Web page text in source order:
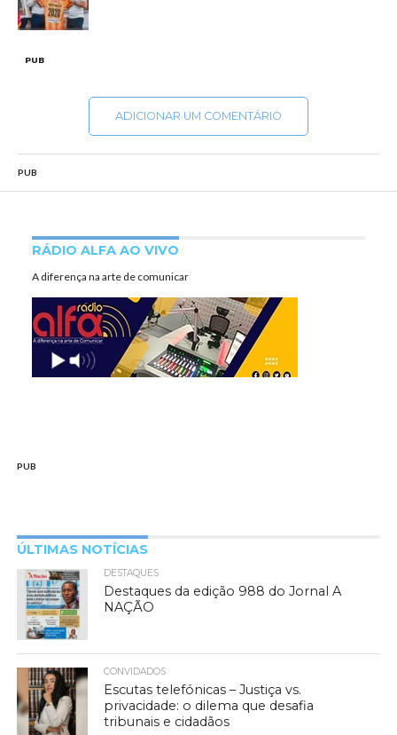
PUB
ADICIONAR UM COMENTÁRIO
PUB
RÁDIO ALFA AO VIVO
A diferença na arte de comunicar
PUB
ÚLTIMAS NOTÍCIAS
DESTAQUES
Destaques da edição 988 do Jornal A
NAÇÃO
CONVIDADOS
Escutas telefónicas – Justiça vs.
privacidade: o dilema que desafia
tribunais e cidadãos